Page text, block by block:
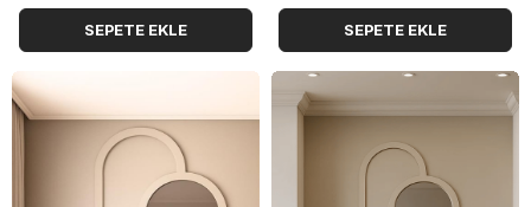
SEPETE EKLE SEPETE EKLE